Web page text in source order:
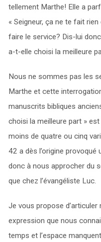
tellement Marthe! Elle a
« Seigneur, ça ne te fait
faire le service? Dis-lui
a-t-elle choisi la meilleure
Nous ne sommes pas les
Marthe et cette
manuscrits bibliques
choisi la meilleure part »
moins de quatre ou cinq
42 a dès l’origine provoqué
donc à nous approcher du
que chez l’évangéliste Luc.
Je vous propose d’articuler
expression que nous
temps et l’espace